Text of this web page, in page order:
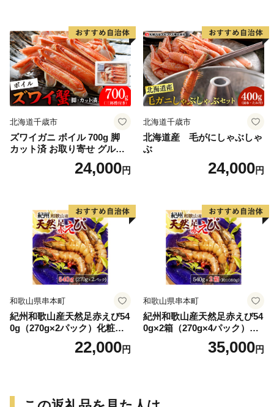
北海道千歳市
ズワイガニ ボイル 700g 脚
カット済 お取り寄せ グルメ
【北海道】【札幌バルナバフ
24,000円
北海道千歳市
北海道産 毛がにしゃぶしゃ
ぶ
24,000円
和歌山県串本町
紀州和歌山産天然足赤えび54
0g（270g×2パック）化粧箱
入 ※2026年12月上旬〜2027
年2月上旬頃順次発送予定
22,000円
和歌山県串本町
紀州和歌山産天然足赤えび54
0g×2箱（270g×4パック）化
粧箱入 ※2026年12月上旬〜2
027年2月上旬頃順次発送予定
ず【uot773A】
35,000円